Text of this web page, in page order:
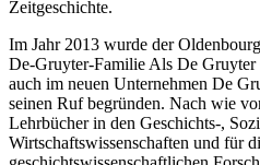
Zeitgeschichte.
Im Jahr 2013 wurde der
De-Gruyter-Familie Als De
auch im neuen Unternehmen De
seinen Ruf begründen. Nach wie
Lehrbücher in den Geschichts-,
Wirtschaftswissenschaften und für